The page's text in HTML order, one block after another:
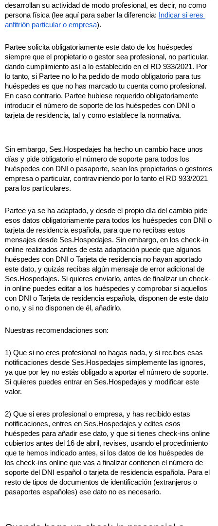
desarrollan su actividad de modo profesional, es decir, no como
persona física (lee aquí para saber la diferencia: Indicar si eres
anfitrión particular o empresa).
Partee solicita obligatoriamente este dato de los huéspedes
siempre que el propietario o gestor sea profesional, no particular,
dando cumplimiento así a lo establecido en el RD 933/2021. Por
lo tanto, si Partee no lo ha pedido de modo obligatorio para tus
huéspedes es que no has marcado tu cuenta como profesional.
En caso contrario, Partee hubiese requerido obligatoriamente
introducir el número de soporte de los huéspedes con DNI o
tarjeta de residencia, tal y como establece la normativa.
Sin embargo, Ses.Hospedajes ha hecho un cambio hace unos
días y pide obligatorio el número de soporte para todos los
huéspedes con DNI o pasaporte, sean los propietarios o gestores
empresa o particular, contraviniendo por lo tanto el RD 933/2021
para los particulares.
Partee ya se ha adaptado, y desde el propio día del cambio pide
esos datos obligatoriamente para todos los huéspedes con DNI o
tarjeta de residencia española, para que no recibas estos
mensajes desde Ses.Hospedajes. Sin embargo, en los check-in
online realizados antes de esta adaptación puede que algunos
huéspedes con DNI o Tarjeta de residencia no hayan aportado
este dato, y quizás recibas algún mensaje de error adicional de
Ses.Hospedajes. Si quieres enviarlo, antes de finalizar un check-
in online puedes editar a los huéspedes y comprobar si aquellos
con DNI o Tarjeta de residencia española, disponen de este dato
o no, y si no disponen de él, añadirlo.
Nuestras recomendaciones son:
1) Que si no eres profesional no hagas nada, y si recibes esas
notificaciones desde Ses.Hospedajes simplemente las ignores,
ya que por ley no estás obligado a aportar el número de soporte.
Si quieres puedes entrar en Ses.Hospedajes y modificar este
valor.
2) Que si eres profesional o empresa, y has recibido estas
notificaciones, entres en Ses.Hospedajes y edites esos
huéspedes para añadir ese dato, y que si tienes check-ins online
cubiertos antes del 16 de abril, revises, usando el procedimiento
que te hemos indicado antes, si los datos de los huéspedes de
los check-ins online que vas a finalizar contienen el número de
soporte del DNI español o tarjeta de residencia española. Para el
resto de tipos de documentos de identificación (extranjeros o
pasaportes españoles) ese dato no es necesario.